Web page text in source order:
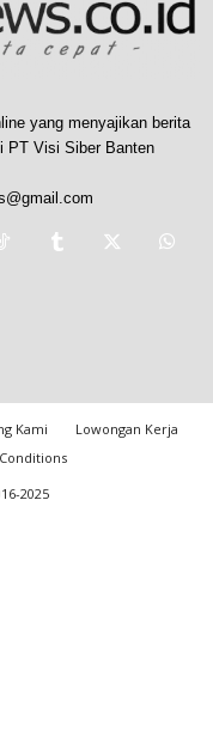
yang menyajikan berita
PT Visi Siber Banten
Kami
Lowongan Kerja
2025